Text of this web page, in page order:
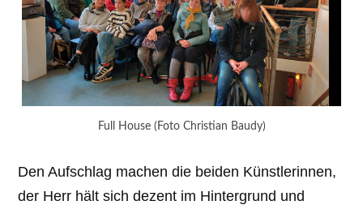
Full House (Foto Christian Baudy)
Den Aufschlag machen die beiden Künstlerinnen,
der Herr hält sich dezent im Hintergrund und